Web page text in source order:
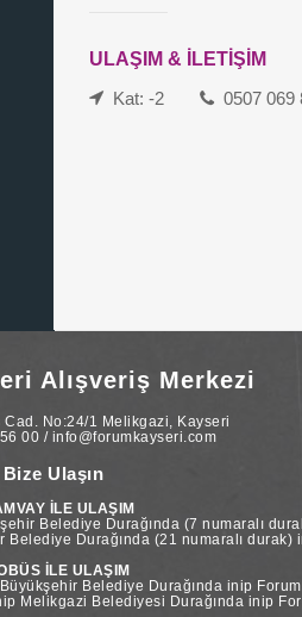
ULAŞIM & İLETİŞİM
Kat: -2
0507 069
Alışveriş Merkezi
Cad. No:24/1 Melikgazi, Kayseri
00 / info@forumkayseri.com
Bize Ulaşın
İLE ULAŞIM
Belediye Durağında (7 numaralı
Durağında (21 numaralı durak)
İLE ULAŞIM
Belediye Durağında inip
Melikgazi Belediyesi Durağında inip